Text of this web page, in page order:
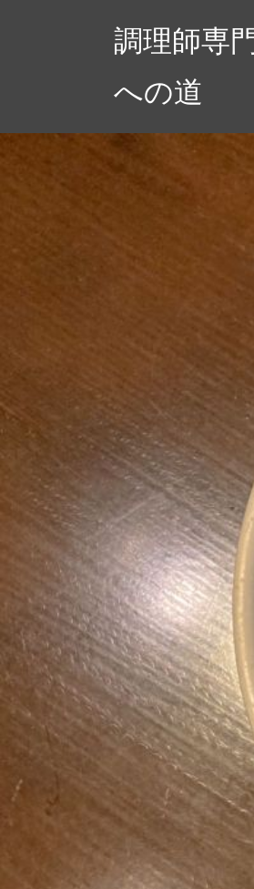
プ
調理師専
への道